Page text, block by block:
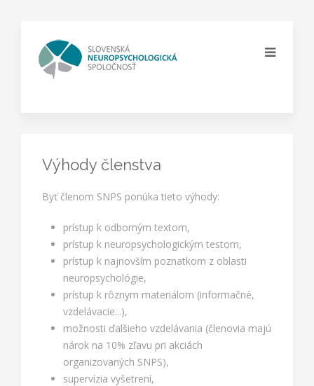
Výhody členstva
Byť členom SNPS ponúka tieto výhody:
prístup k odborným textom,
prístup k neuropsychologickým testom,
prístup k najnovším poznatkom z oblasti
neuropsychológie,
prístup k rôznym materiálom (informačné,
vzdelávacie...),
možnosti ďalšieho vzdelávania (členovia majú
nárok na 10% zľavu pri akciách
organizovaných SNPS),
supervízia vyšetrení,